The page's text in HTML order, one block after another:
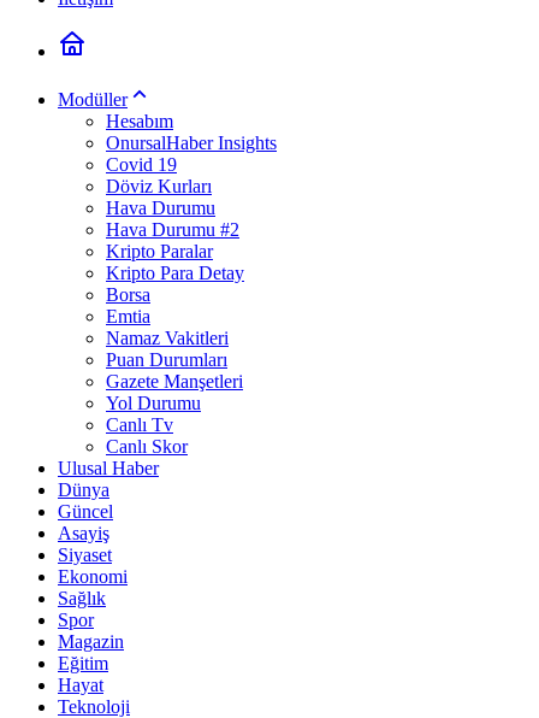
Modüller
Hesabım
OnursalHaber Insights
Covid 19
Döviz Kurları
Hava Durumu
Hava Durumu #2
Kripto Paralar
Kripto Para Detay
Borsa
Emtia
Namaz Vakitleri
Puan Durumları
Gazete Manşetleri
Yol Durumu
Canlı Tv
Canlı Skor
Ulusal Haber
Dünya
Güncel
Asayiş
Siyaset
Ekonomi
Sağlık
Spor
Magazin
Eğitim
Hayat
Teknoloji